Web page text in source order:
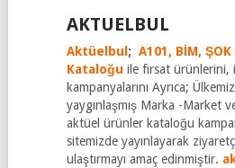
AKTUELBUL
Aktüelbul; A101, BİM,
Kataloğu ile fırsat ürünlerini,
kampanyalarını Ayrıca;
yaygınlaşmış Marka -Market
aktüel ürünler kataloğu
sitemizde yayınlayarak
ulaştırmayı amaç edinmiştir.